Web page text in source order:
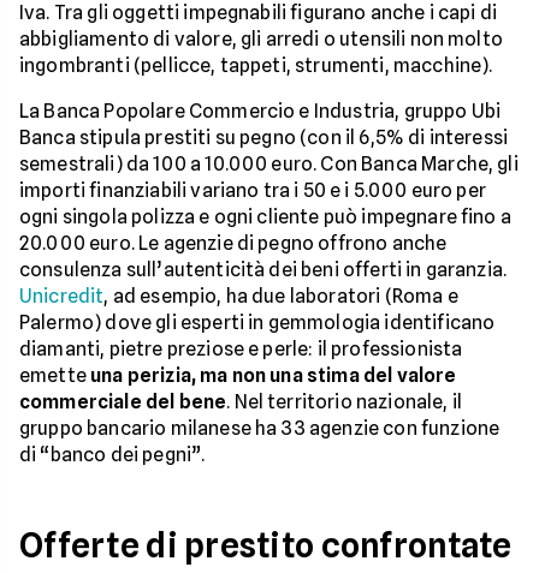
Iva. Tra gli oggetti impegnabili figurano anche i capi di
abbigliamento di valore, gli arredi o utensili non molto
ingombranti (pellicce, tappeti, strumenti, macchine).
La Banca Popolare Commercio e Industria, gruppo Ubi
Banca stipula prestiti su pegno (con il 6,5% di interessi
semestrali) da 100 a 10.000 euro. Con Banca Marche, gli
importi finanziabili variano tra i 50 e i 5.000 euro per
ogni singola polizza e ogni cliente può impegnare fino a
20.000 euro. Le agenzie di pegno offrono anche
consulenza sull’autenticità dei beni offerti in garanzia.
Unicredit, ad esempio, ha due laboratori (Roma e
Palermo) dove gli esperti in gemmologia identificano
diamanti, pietre preziose e perle: il professionista
emette una perizia, ma non una stima del valore
commerciale del bene. Nel territorio nazionale, il
gruppo bancario milanese ha 33 agenzie con funzione
di “banco dei pegni”.
Offerte di prestito confrontate